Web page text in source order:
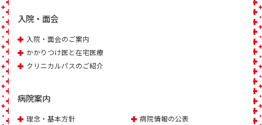
入院・面会
入院・面会のご案内
かかりつけ医と在宅医療
クリニカルパスのご紹介
病院案内
理念・基本方針
病院情報の公表